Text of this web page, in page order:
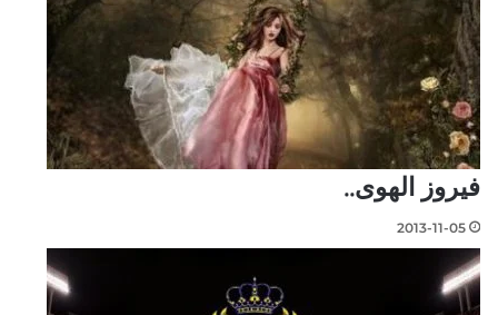
فيروز الهوى..
2013-11-05